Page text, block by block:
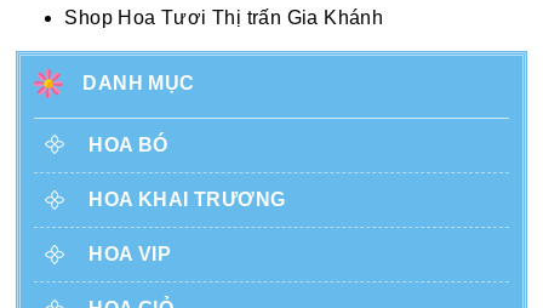
Shop Hoa Tươi Thị trấn Gia Khánh
DANH MỤC
HOA BÓ
HOA KHAI TRƯƠNG
HOA VIP